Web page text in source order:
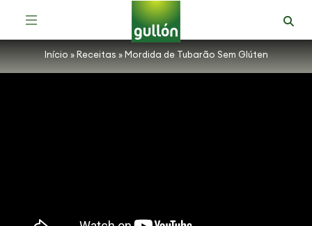
Início »Receitas »Mordida de Tubarão Sem Glúten